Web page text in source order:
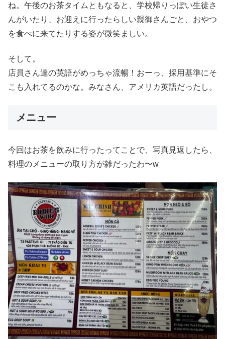
ね。午後のお茶タイムともなると、学校帰りっぽい生徒さ
んがいたり、お迎えに行ったらしい親御さんごと、おやつ
を食べに来てたりする姿が微笑ましい。
そして。
店員さん達の英語がめっちゃ流暢！おーっ、採用基準にそ
こも入れてるのかな。みなさん、アメリカ英語だったし。
メニュー
今回はお茶を飲みに行ったってことで、写真見返したら、
料理のメニューの取り方が雑だったわ〜w